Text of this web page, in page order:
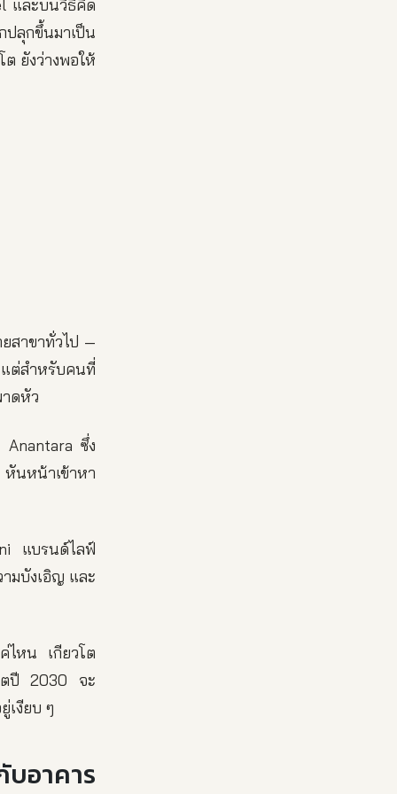
และบนวิธีคิด
ลุกขึ้นมาเป็น
ต ยังว่างพอให้
สาขาทั่วไป —
ต่สำหรับคนที่
ดหัว
Anantara ซึ่ง
นหน้าเข้าหา
แบรนด์ไลฟ์
มบังเอิญ และ
ไหน เกียวโต
โตปี 2030 จะ
เงียบ ๆ
บอาคาร